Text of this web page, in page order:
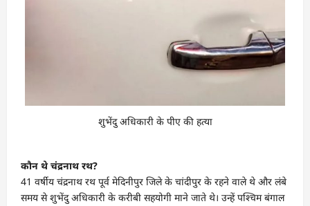
शुभेंदु अधिकारी के पीए की हत्या
कौन थे चंद्रनाथ रथ?
41 वर्षीय चंद्रनाथ रथ पूर्व मेदिनीपुर जिले के चांदीपुर के रहने वाले थे और लंबे
समय से शुभेंदु अधिकारी के करीबी सहयोगी माने जाते थे। उन्हें पश्चिम बंगाल